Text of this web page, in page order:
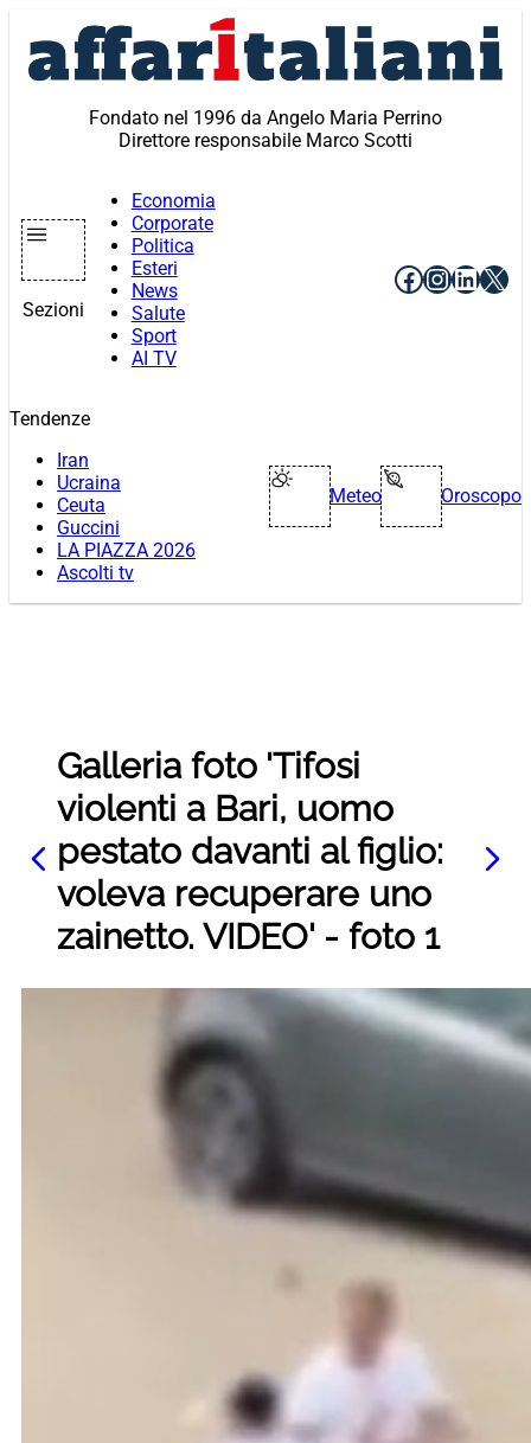
contenuto
Fondato nel 1996 da Angelo Maria Perrino
Direttore responsabile Marco Scotti
Sezioni
Economia
Corporate
Politica
Esteri
News
Salute
Sport
AI TV
Facebook
X
Tendenze
Iran
Ucraina
Ceuta
Guccini
LA PIAZZA 2026
Ascolti tv
Meteo Oroscopo
Galleria foto 'Tifosi
violenti a Bari, uomo
pestato davanti al figlio:
voleva recuperare uno
zainetto. VIDEO' - foto 1